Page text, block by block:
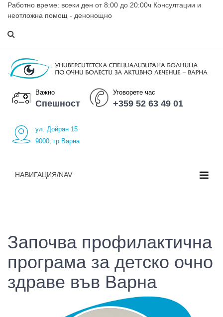
Работно време: всеки ден от 8:00 до 20:00ч Консултации и
неотложна помощ - денонощно
Важно
Спешност
Уговорете час
+359 52 63 49 01
ул. Дойран 15
9000, гр.Варна
НАВИГАЦИЯ/NAV
Започва профилактична
програма за детско очно
здраве във Варна